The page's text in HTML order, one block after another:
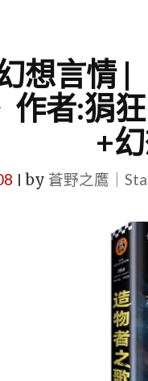
想言情 |
作者:狷
+
by 蒼野之鷹｜